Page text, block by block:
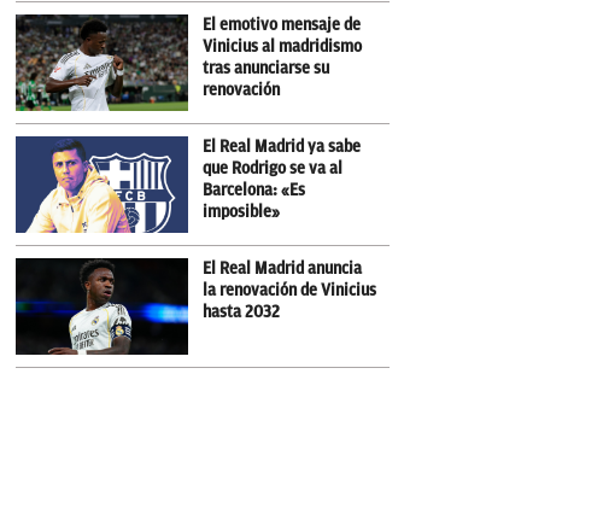
El emotivo mensaje de
Vinicius al madridismo
tras anunciarse su
renovación
El Real Madrid ya sabe
que Rodrigo se va al
Barcelona: «Es
imposible»
El Real Madrid anuncia
la renovación de Vinicius
hasta 2032